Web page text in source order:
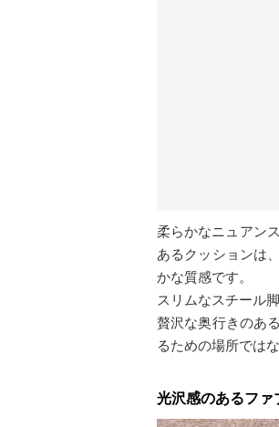
柔らかなニュアン
あるクッションは
かな質感です。
スリムなスチール
贅沢な奥行きのあ
るための場所では
光沢感のあるファ